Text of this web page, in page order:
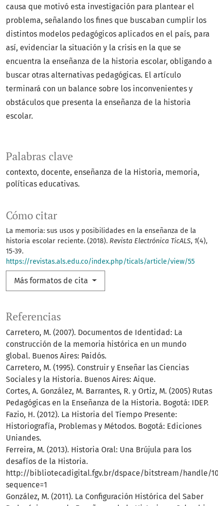
Palabras clave
contexto, docente, enseñanza de la Historia, memoria,
políticas educativas.
Cómo citar
La memoria: sus usos y posibilidades en la enseñanza de la
historia escolar reciente. (2018). Revista Electrónica TicALS, 1(4),
15-39.
https://revistas.als.edu.co/index.php/ticals/article/view/55
Más formatos de cita
causa que motivó esta investigación para plantear el
problema, señalando los fines que buscaban cumplir los
distintos modelos pedagógicos aplicados en el país, para
así, evidenciar la situación y la crisis en la que se
encuentra la enseñanza de la historia escolar, obligando a
buscar otras alternativas pedagógicas. El artículo
terminará con un balance sobre los inconvenientes y
obstáculos que presenta la enseñanza de la historia
escolar.
Referencias
Carretero, M. (2007). Documentos de Identidad: La
construcción de la memoria histórica en un mundo
global. Buenos Aires: Paidós.
Carretero, M. (1995). Construir y Enseñar las Ciencias
Sociales y la Historia. Buenos Aires: Aique.
Cortes, A. González, M. Barrantes, R. y Ortiz, M. (2005) Rutas
Pedagógicas en la Enseñanza de la Historia. Bogotá: IDEP.
Fazio, H. (2012). La Historia del Tiempo Presente:
Historiografía, Problemas y Métodos. Bogotá: Ediciones
Uniandes.
Ferreira, M. (2013). Historia Oral: Una Brújula para los
desafíos de la Historia.
http://bibliotecadigital.fgv.br/dspace/bitstream/handle/
sequence=1
González, M. (2011). La Configuración Histórica del Saber